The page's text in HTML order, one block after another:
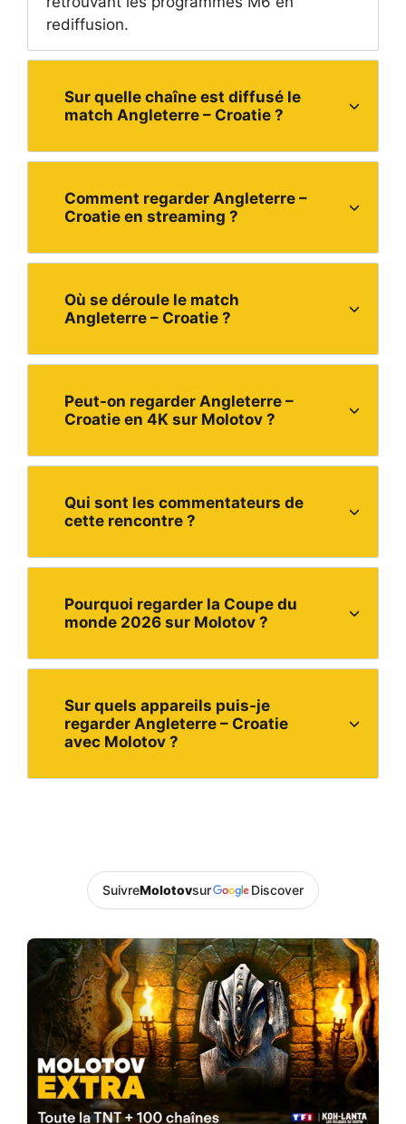
rediffusion.
Sur quelle chaîne est diffusé le
match Angleterre – Croatie ?
Comment regarder Angleterre –
Croatie en streaming ?
Où se déroule le match
Angleterre – Croatie ?
Peut-on regarder Angleterre –
Croatie en 4K sur Molotov ?
Qui sont les commentateurs de
cette rencontre ?
Pourquoi regarder la Coupe du
monde 2026 sur Molotov ?
Sur quels appareils puis-je
regarder Angleterre – Croatie
avec Molotov ?
SuivreMolotovsur Discover